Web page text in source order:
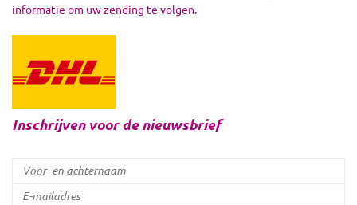
informatie om uw zending te volgen.
Inschrijven voor de nieuwsbrief